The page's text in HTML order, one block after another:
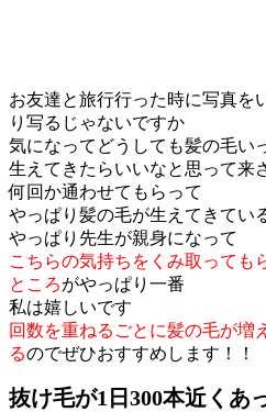
お友達と旅行行った時に写真を
り写るじゃないですか
気になってどうしても髪の毛い
生えてきたらいいなと思って来
何回か通わせてもらって
やっぱり髪の毛が生えてきてい
やっぱり先生が親身になって
こちらの気持ちをくみ取っても
ところがやっぱり一番
私は嬉しいです
回数を重ねるごとに髪の毛が増
るのでぜひおすすめします！！
抜け毛が1日300本近くあ